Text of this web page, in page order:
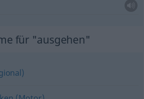
für "ausgehen"